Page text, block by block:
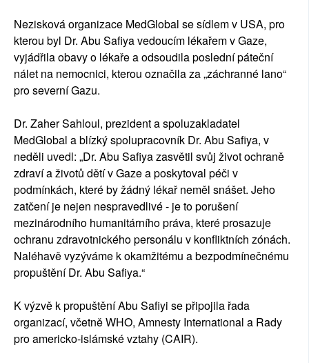
Nezisková organizace MedGlobal se sídlem v USA, pro
kterou byl Dr. Abu Safiya vedoucím lékařem v Gaze,
vyjádřila obavy o lékaře a odsoudila poslední páteční
nálet na nemocnici, kterou označila za „záchranné lano“
pro severní Gazu.
Dr. Zaher Sahloul, prezident a spoluzakladatel
MedGlobal a blízký spolupracovník Dr. Abu Safiya, v
neděli uvedl: „Dr. Abu Safiya zasvětil svůj život ochraně
zdraví a životů dětí v Gaze a poskytoval péči v
podmínkách, které by žádný lékař neměl snášet. Jeho
zatčení je nejen nespravedlivé - je to porušení
mezinárodního humanitárního práva, které prosazuje
ochranu zdravotnického personálu v konfliktních zónách.
Naléhavě vyzýváme k okamžitému a bezpodmínečnému
propuštění Dr. Abu Safiya.“
K výzvě k propuštění Abu Safiyi se připojila řada
organizací, včetně WHO, Amnesty International a Rady
pro americko-islámské vztahy (CAIR).